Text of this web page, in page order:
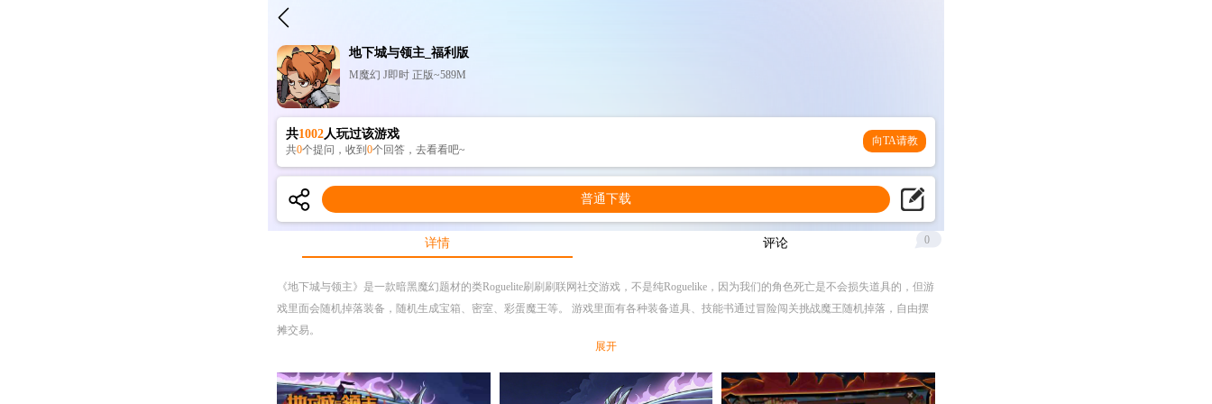
地下城与领主_福利版
M魔幻 J即时 正版~589M
共1002人玩过该游戏
共0个提问，收到 0个回答，去看看吧~
向TA请教
普通下载
详情 评论 0
《地下城与领主》是一款暗黑魔幻题材的类Roguelite刷刷刷联网社交游戏，不是纯Roguelike，因为我们的角色死亡是不会损失道具的，但游
戏里面会随机掉落装备，随机生成宝箱、密室、彩蛋魔王等。 游戏里面有各种装备道具、技能书通过冒险闯关挑战魔王随机掉落，自由摆
摊交易。
展开